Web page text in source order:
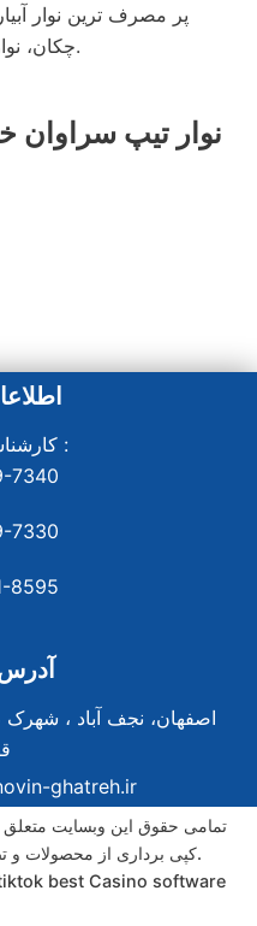
پر مصرف ترین نوار
چکان، نوارهای ۲۰ و ۳۰ سانتیمتر می باشند.
کارشناسان فروش :
7340
7330
8595
اصفهان، نجف آباد ،
ghatreh.ir
تمامی حقوق این وبسایت
کپی برداری از محصولات و تصاویر پیگرد قانونی خواهد داشت.
best Casino software